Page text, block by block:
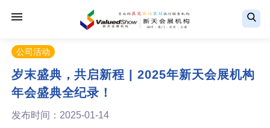
公司活动
岁末盛典，共启新程 | 2025年新天会展机构
年会盛典全纪录！
发布时间：2025-01-14